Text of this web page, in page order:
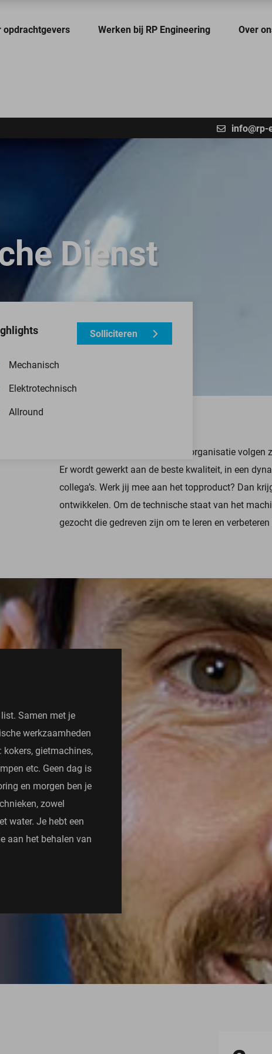
opdrachtgevers Werken bij RP Engineering Over
info@rp-
Dienst
Mechanisch
Elektrotechnisch
Allround
Solliciteren
Als ambitieuze en betrouwbare organisatie
Er wordt gewerkt aan de beste kwaliteit, in een
collega’s. Werk jij mee aan het topproduct? Dan
ontwikkelen. Om de technische staat van het
gezocht die gedreven zijn om te leren en
Samen met je
werkzaamheden
gietmachines,
etc. Geen dag is
en morgen ben je
zowel
water. Je hebt een
aan het behalen van